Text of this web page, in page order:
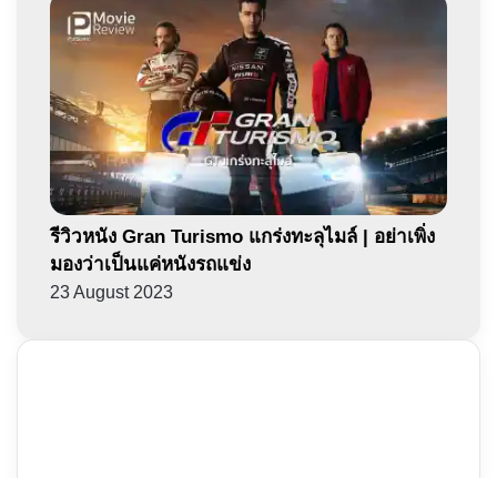
รีวิวหนัง Gran Turismo แกร่งทะลุไมล์ | อย่าเพิ่ง
มองว่าเป็นแค่หนังรถแข่ง
23 August 2023